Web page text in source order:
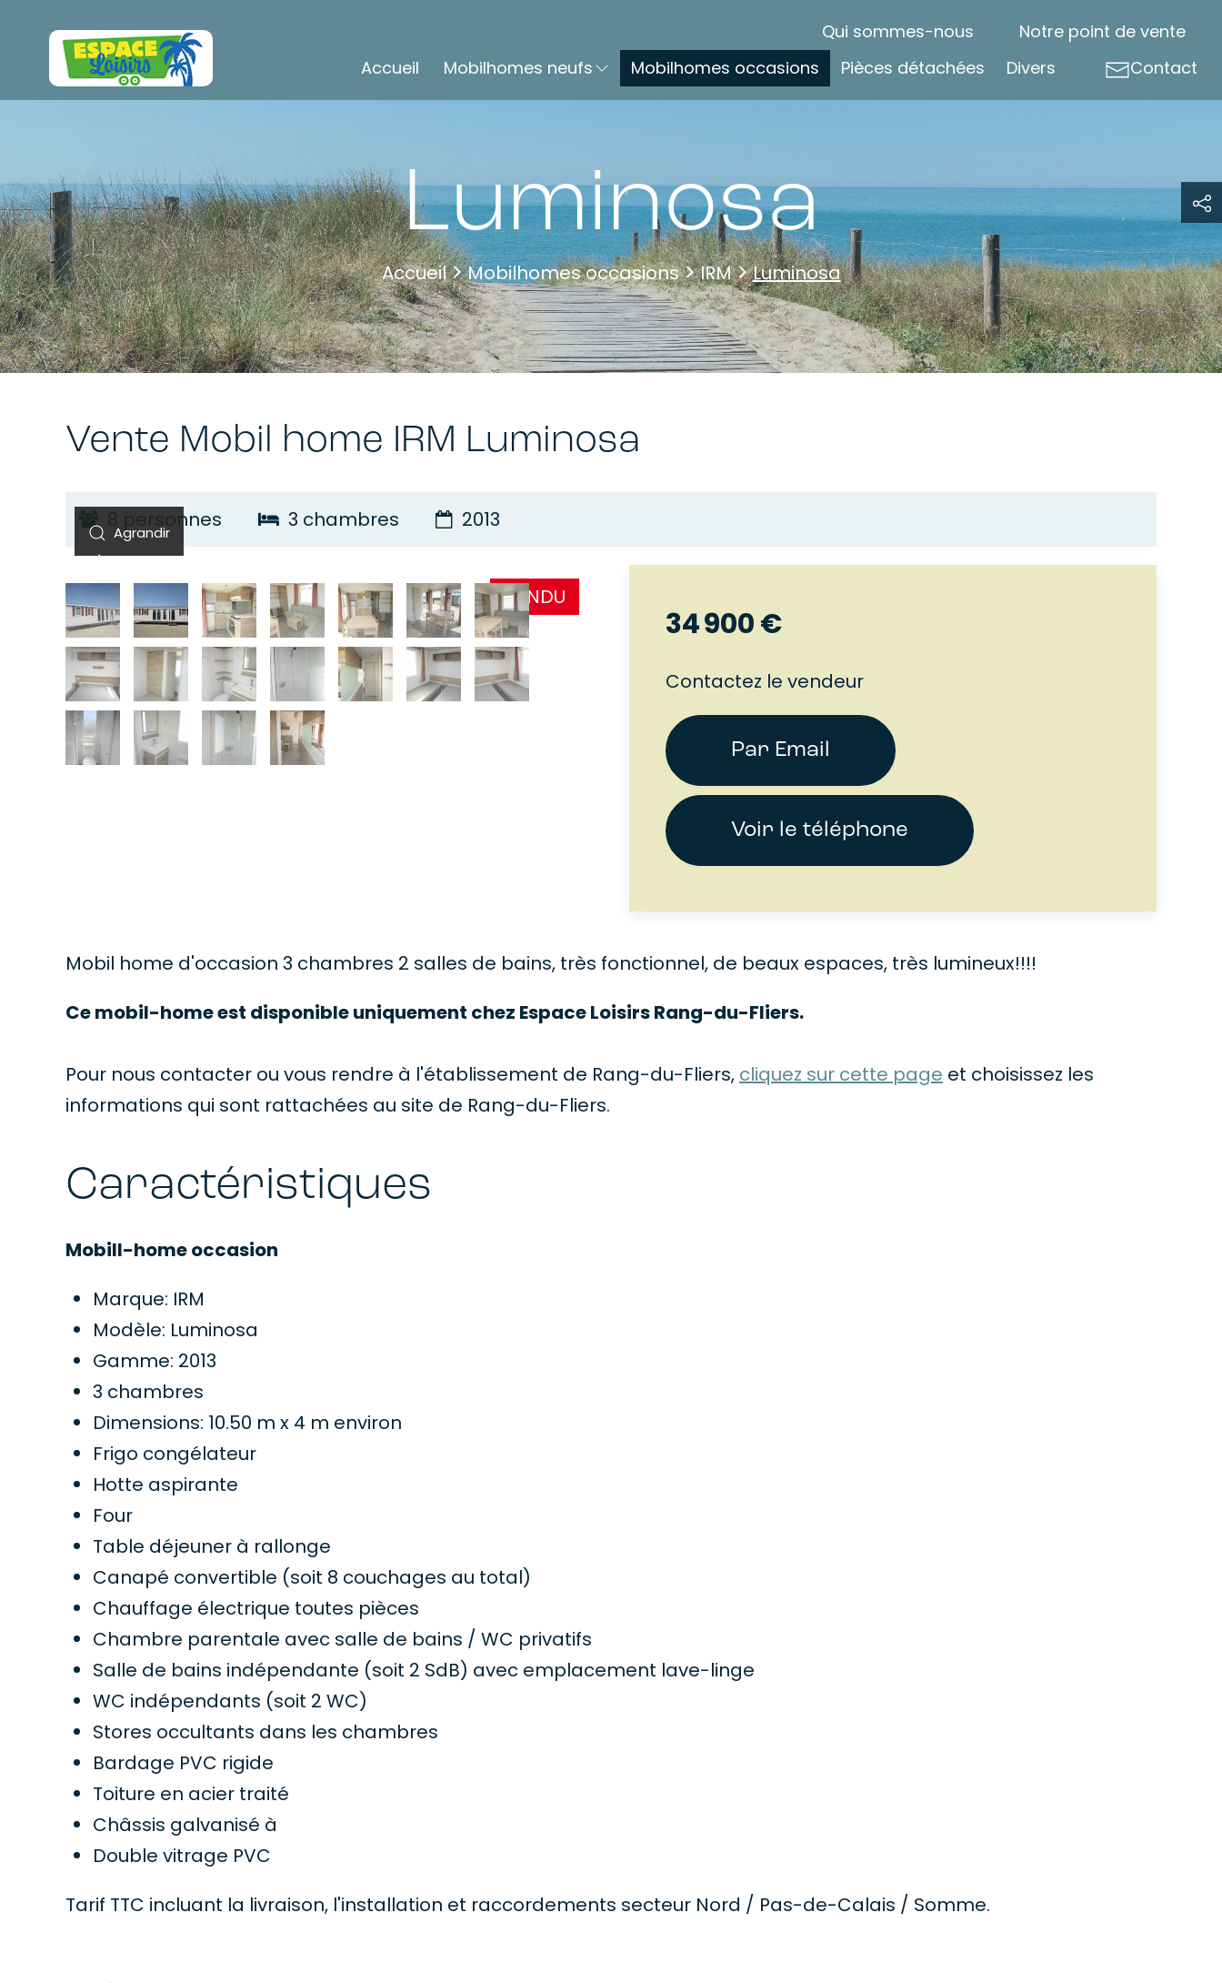
Qui sommes-nous
Notre point de vente
Accueil
Mobilhomes neufs Mobilhomes occasions Pièces détachées Divers Contact
Luminosa
Accueil Mobilhomes occasions IRM Luminosa
Vente Mobil home IRM Luminosa
8 personnes 3 chambres 2013
VENDU
34 900 €
Contactez le vendeur
Par Email
Voir le téléphone
Mobil home d'occasion 3 chambres 2 salles de bains, très fonctionnel, de beaux espaces, très lumineux!!!!
Ce mobil-home est disponible uniquement chez Espace Loisirs Rang-du-Fliers.
Pour nous contacter ou vous rendre à l'établissement de Rang-du-Fliers, cliquez sur cette page et choisissez les
informations qui sont rattachées au site de Rang-du-Fliers.
Caractéristiques
Mobill-home occasion
Marque: IRM
Modèle: Luminosa
Gamme: 2013
3 chambres
Dimensions: 10.50 m x 4 m environ
Frigo congélateur
Hotte aspirante
Four
Table déjeuner à rallonge
Canapé convertible (soit 8 couchages au total)
Chauffage électrique toutes pièces
Chambre parentale avec salle de bains / WC privatifs
Salle de bains indépendante (soit 2 SdB) avec emplacement lave-linge
WC indépendants (soit 2 WC)
Stores occultants dans les chambres
Bardage PVC rigide
Toiture en acier traité
Châssis galvanisé à
Double vitrage PVC
Tarif TTC incluant la livraison, l'installation et raccordements secteur Nord / Pas-de-Calais / Somme.